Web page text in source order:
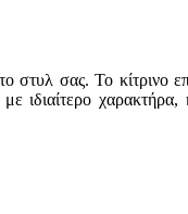
στυλ σας. Το κίτρινο
ιδιαίτερο